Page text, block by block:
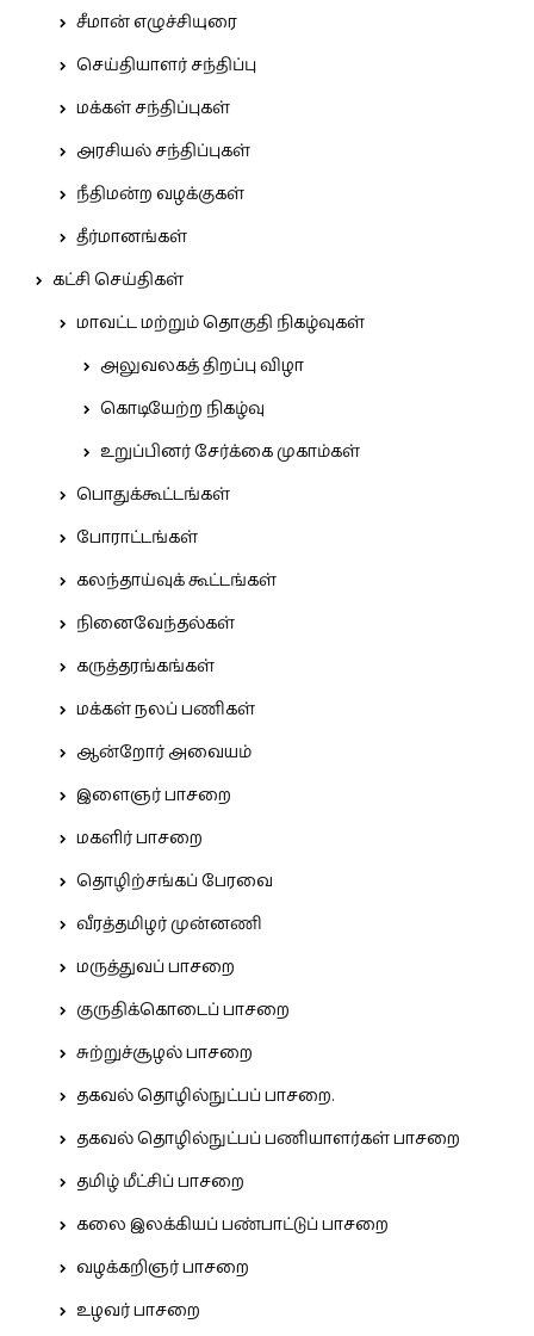
சீமான் எழுச்சியுரை
செய்தியாளர் சந்திப்பு
மக்கள் சந்திப்புகள்
அரசியல் சந்திப்புகள்
நீதிமன்ற வழக்குகள்
தீர்மானங்கள்
கட்சி செய்திகள்
மாவட்ட மற்றும் தொகுதி நிகழ்வுகள்
அலுவலகத் திறப்பு விழா
கொடியேற்ற நிகழ்வு
உறுப்பினர் சேர்க்கை முகாம்கள்
பொதுக்கூட்டங்கள்
போராட்டங்கள்
கலந்தாய்வுக் கூட்டங்கள்
நினைவேந்தல்கள்
கருத்தரங்கங்கள்
மக்கள் நலப் பணிகள்
ஆன்றோர் அவையம்
இளைஞர் பாசறை
மகளிர் பாசறை
தொழிற்சங்கப் பேரவை
வீரத்தமிழர் முன்னணி
மருத்துவப் பாசறை
குருதிக்கொடைப் பாசறை
சுற்றுச்சூழல் பாசறை
தகவல் தொழில்நுட்பப் பாசறை.
தகவல் தொழில்நுட்பப் பணியாளர்கள் பாசறை
தமிழ் மீட்சிப் பாசறை
கலை இலக்கியப் பண்பாட்டுப் பாசறை
வழக்கறிஞர் பாசறை
உழவர் பாசறை